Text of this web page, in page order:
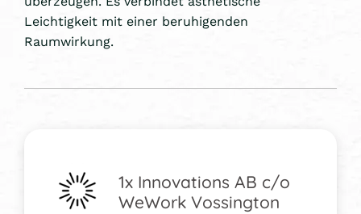
Leichtigkeit mit einer beruhigenden
Raumwirkung.
1x Innovations AB c/o
WeWork Vossington